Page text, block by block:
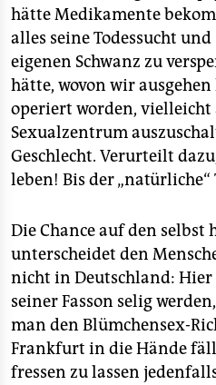
hätte Medikamente
alles seine Todessucht
eigenen Schwanz zu
hätte, wovon wir
operiert worden, vielleicht
Sexualzentrum
Geschlecht. Verurteilt
leben! Bis der „natürliche“
Die Chance auf den selbst
unterscheidet den
nicht in Deutschland:
seiner Fasson selig
man den Blümchensex-
Frankfurt in die Hände
fressen zu lassen